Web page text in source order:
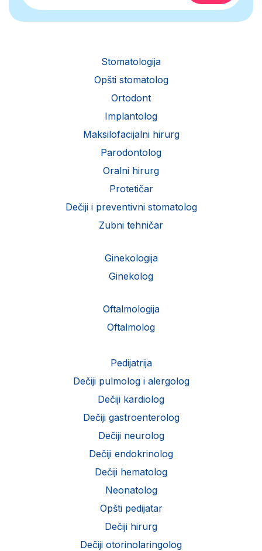
Stomatologija
Opšti stomatolog
Ortodont
Implantolog
Maksilofacijalni hirurg
Parodontolog
Oralni hirurg
Protetičar
Dečiji i preventivni stomatolog
Zubni tehničar
Ginekologija
Ginekolog
Oftalmologija
Oftalmolog
Pedijatrija
Dečiji pulmolog i alergolog
Dečiji kardiolog
Dečiji gastroenterolog
Dečiji neurolog
Dečiji endokrinolog
Dečiji hematolog
Neonatolog
Opšti pedijatar
Dečiji hirurg
Dečiji otorinolaringolog